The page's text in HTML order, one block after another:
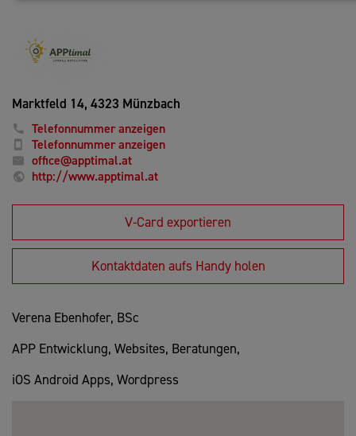
Marktfeld 14, 4323 Münzbach
Telefonnummer anzeigen
Telefonnummer anzeigen
office@apptimal.at
http://www.apptimal.at
V-Card exportieren
Kontaktdaten aufs Handy holen
Verena Ebenhofer, BSc
APP Entwicklung, Websites, Beratungen,
iOS Android Apps, Wordpress